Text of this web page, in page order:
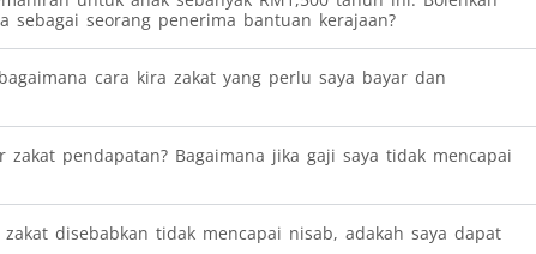
seorang penerima bantuan kerajaan?
cara kira zakat yang perlu saya bayar dan
pendapatan? Bagaimana jika gaji saya tidak mencapai
disebabkan tidak mencapai nisab, adakah saya dapat